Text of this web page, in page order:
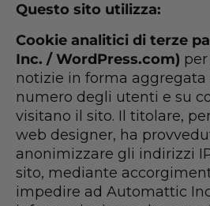
Questo sito utilizza:
Cookie analitici di terze
Inc. / WordPress.com)
notizie in forma aggregata
numero degli utenti e su
visitano il sito. Il titolare,
web designer, ha
anonimizzare gli indirizzi
sito, mediante
impedire ad Automattic